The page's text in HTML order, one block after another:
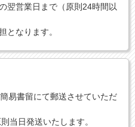
翌営業日まで（原則24時間以
となります。
易書留にて郵送させていただ
当日発送いたします。